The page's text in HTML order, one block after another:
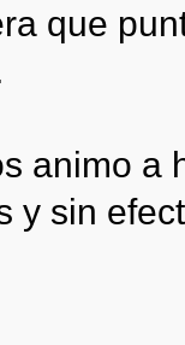
que
animo a
y sin